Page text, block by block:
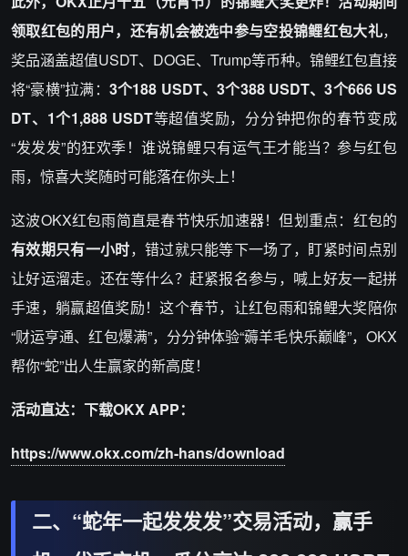
领取红包的用户，还有机会被选中参与空投锦鲤红包大礼，
奖品涵盖超值USDT、DOGE、Trump等币种。锦鲤红包直接
将“豪横”拉满： 3个188 USDT、3个388 USDT、3个666 US
DT、1个1,888 USDT等超值奖励，分分钟把你的春节变成
“发发发”的狂欢季！谁说锦鲤只有运气王才能当？参与红包
雨，惊喜大奖随时可能落在你头上！
这波OKX红包雨简直是春节快乐加速器！但划重点：红包的
有效期只有一小时，错过就只能等下一场了，盯紧时间点别
让好运溜走。还在等什么？赶紧报名参与，喊上好友一起拼
手速，躺赢超值奖励！这个春节，让红包雨和锦鲤大奖陪你
“财运亨通、红包爆满”，分分钟体验“薅羊毛快乐巅峰”，OKX
帮你“蛇”出人生赢家的新高度！
活动直达：下载OKX APP：
https://www.okx.com/zh-hans/download
二、“蛇年一起发发发”交易活动，赢手